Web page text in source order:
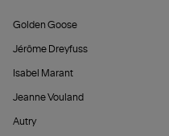
Golden Goose
Jérôme Dreyfuss
Isabel Marant
Jeanne Vouland
Autry